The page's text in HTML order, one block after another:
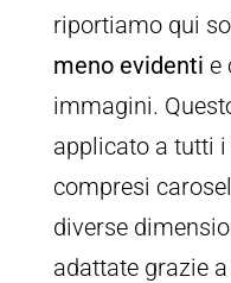
riportiamo qui
meno evidenti e
immagini.
applicato a tutti
compresi
diverse
adattate grazie